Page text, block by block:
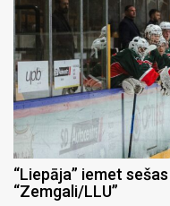
“Liepāja” iemet
“Zemgali/LLU”